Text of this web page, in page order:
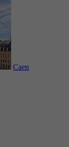
Caen